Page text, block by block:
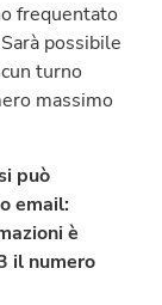
frequentato
possibile
turno
massimo
può
email:
è
il numero